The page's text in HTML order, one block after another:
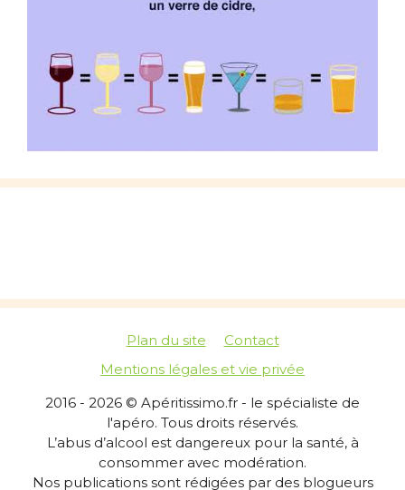
Plan du site
Contact
Mentions légales et vie privée
2016 - 2026 © Apéritissimo.fr - le spécialiste de
l'apéro. Tous droits réservés.
L’abus d’alcool est dangereux pour la santé, à
consommer avec modération.
Nos publications sont rédigées par des blogueurs